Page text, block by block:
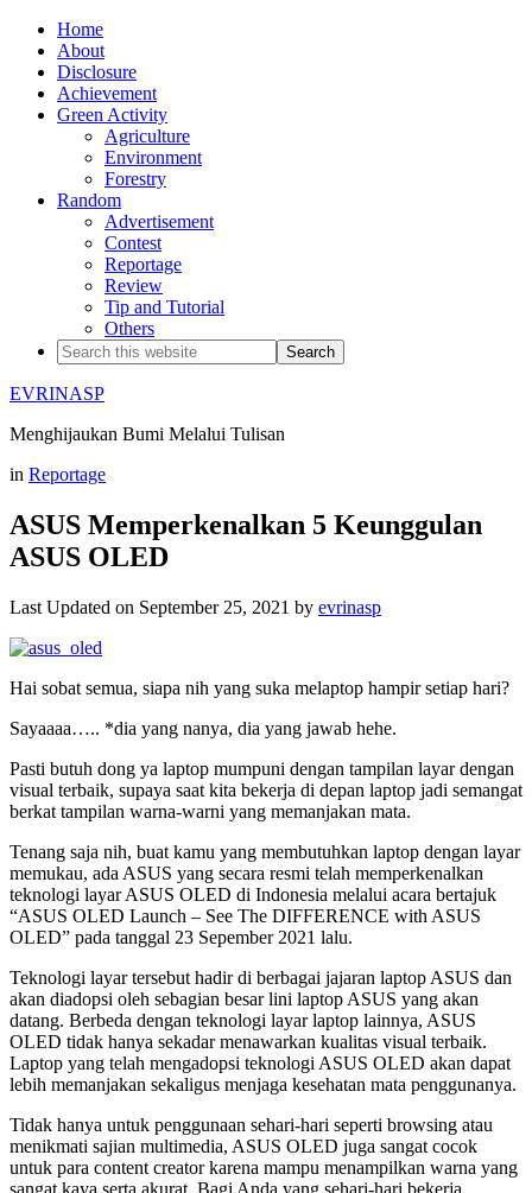
Home
About
Disclosure
Achievement
Green Activity
Agriculture
Environment
Forestry
Random
Advertisement
Contest
Reportage
Review
Tip and Tutorial
Others
EVRINASP
Menghijaukan Bumi Melalui Tulisan
in Reportage
ASUS Memperkenalkan 5 Keunggulan
ASUS OLED
Last Updated on September 25, 2021 by evrinasp
Hai sobat semua, siapa nih yang suka melaptop hampir setiap hari?
Sayaaaa….. *dia yang nanya, dia yang jawab hehe.
Pasti butuh dong ya laptop mumpuni dengan tampilan layar dengan
visual terbaik, supaya saat kita bekerja di depan laptop jadi semangat
berkat tampilan warna-warni yang memanjakan mata.
Tenang saja nih, buat kamu yang membutuhkan laptop dengan layar
memukau, ada ASUS yang secara resmi telah memperkenalkan
teknologi layar ASUS OLED di Indonesia melalui acara bertajuk
“ASUS OLED Launch – See The DIFFERENCE with ASUS
OLED” pada tanggal 23 Sepember 2021 lalu.
Teknologi layar tersebut hadir di berbagai jajaran laptop ASUS dan
akan diadopsi oleh sebagian besar lini laptop ASUS yang akan
datang. Berbeda dengan teknologi layar laptop lainnya, ASUS
OLED tidak hanya sekadar menawarkan kualitas visual terbaik.
Laptop yang telah mengadopsi teknologi ASUS OLED akan dapat
lebih memanjakan sekaligus menjaga kesehatan mata penggunanya.
Tidak hanya untuk penggunaan sehari-hari seperti browsing atau
menikmati sajian multimedia, ASUS OLED juga sangat cocok
untuk para content creator karena mampu menampilkan warna yang
sangat kaya serta akurat. Bagi Anda yang sehari-hari bekerja